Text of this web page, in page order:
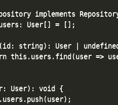
implements
User[] = [];
string): User |
this.users.find(user =>
User): void {